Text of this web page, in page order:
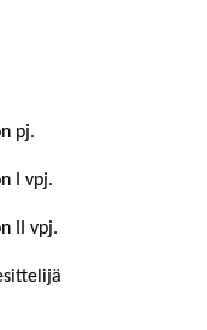
pj.
I vpj.
II vpj.